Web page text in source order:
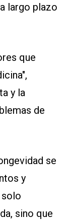
largo plazo
que
y la
de
se
y
sino que